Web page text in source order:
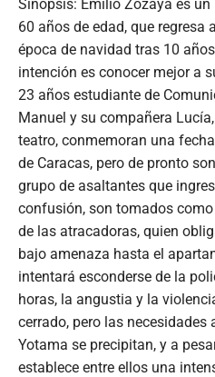
Sinopsis: Emilio Zozaya es
60 años de edad, que regresa
época de navidad tras 10
intención es conocer mejor a
23 años estudiante de
Manuel y su compañera
teatro, conmemoran una
de Caracas, pero de pronto
grupo de asaltantes que
confusión, son tomados
de las atracadoras, quien
bajo amenaza hasta el
intentará esconderse de la
horas, la angustia y la
cerrado, pero las necesidades
Yotama se precipitan, y a
establece entre ellos una